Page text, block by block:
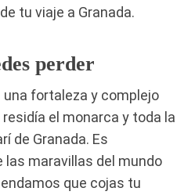
tu viaje a Granada.
perder
una fortaleza y complejo
el monarca y toda la
de Granada. Es
las maravillas del mundo
que cojas tu